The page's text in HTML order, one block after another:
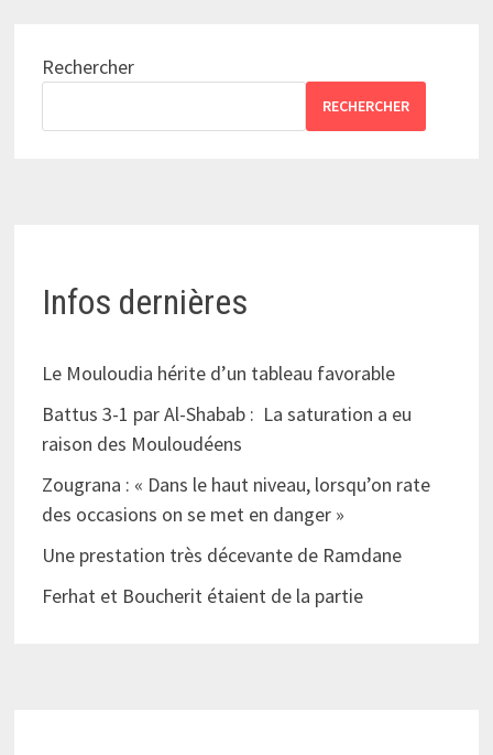
Rechercher
RECHERCHER
Infos dernières
Le Mouloudia hérite d’un tableau favorable
Battus 3-1 par Al-Shabab : La saturation a eu
raison des Mouloudéens
Zougrana : « Dans le haut niveau, lorsqu’on rate
des occasions on se met en danger »
Une prestation très décevante de Ramdane
Ferhat et Boucherit étaient de la partie